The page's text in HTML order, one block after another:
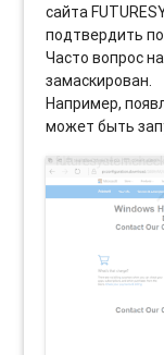
сайта
подтвердить
Часто вопрос
замаскирован.
Например,
может быть